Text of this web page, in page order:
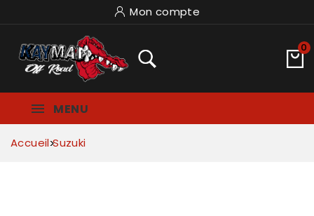
Mon compte
0
MENU
Accueil Suzuki